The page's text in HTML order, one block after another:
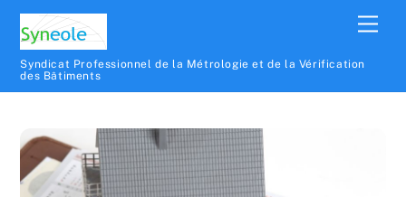
Syndicat Professionnel de la Métrologie et de la Vérification
des Bâtiments